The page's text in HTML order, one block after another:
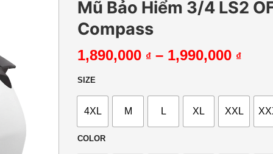
Mũ Bảo Hiểm 3/4 LS2
Compass
1,890,000 ₫ – 1,990,000 ₫
đến
SIZE
4XL M L XL XXL
COLOR